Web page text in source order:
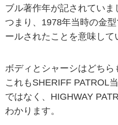
ブル著作年が記されていま
つまり、1978年当時の金
ールされたことを意味して
ボディとシャーシはどちら
これもSHERIFF PATROL
ではなく、HIGHWAY
わかります。